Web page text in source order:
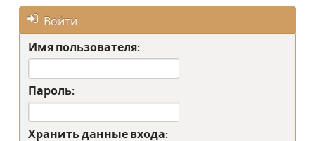
Войти
Имя пользователя:
Пароль:
Хранить данные входа: